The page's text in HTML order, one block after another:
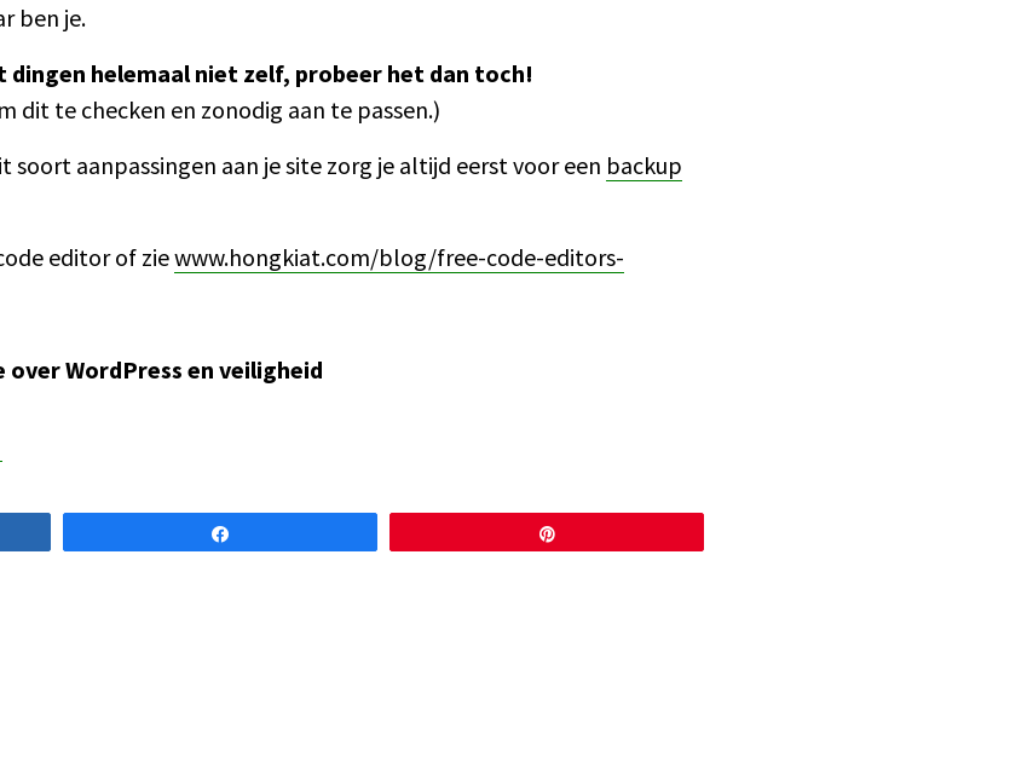
ben je.
dingen helemaal niet zelf, probeer het dan toch!
dit te checken en zonodig aan te passen.)
soort aanpassingen aan je site zorg je altijd eerst voor een backup
editor of ziewww.hongkiat.com/blog/free-code-editors-
over WordPress en veiligheid